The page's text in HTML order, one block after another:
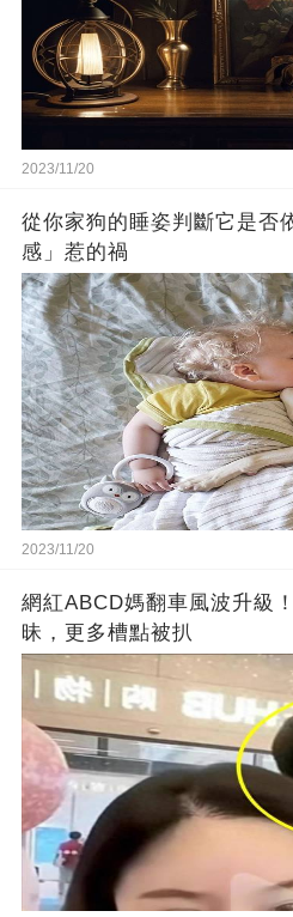
2023/11/20
從你家狗的睡姿判斷它是否
感」惹的禍
2023/11/20
網紅ABCD媽翻車風波升級
昧，更多槽點被扒